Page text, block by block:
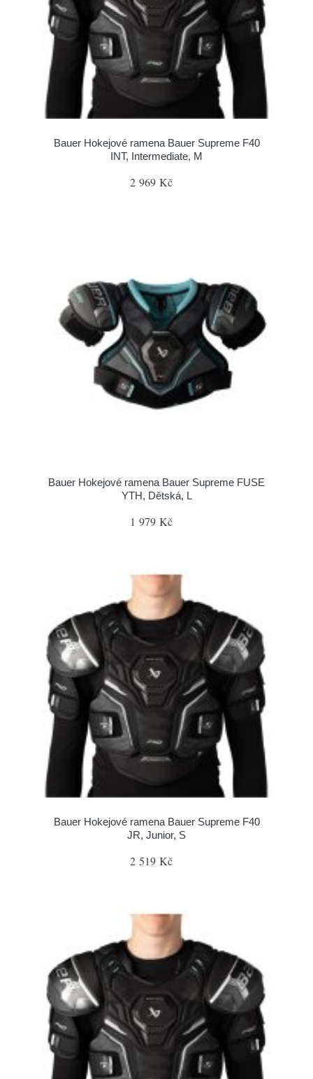
Bauer Hokejové ramena Bauer Supreme F40
INT, Intermediate, M
2 969 Kč
Bauer Hokejové ramena Bauer Supreme FUSE
YTH, Dětská, L
1 979 Kč
Bauer Hokejové ramena Bauer Supreme F40
JR, Junior, S
2 519 Kč